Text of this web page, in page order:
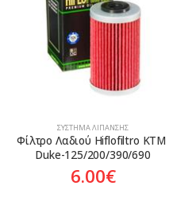
ΣΎΣΤΗΜΑ ΛΊΠΑΝΣΗΣ
Φίλτρο Λαδιού Hiflofiltro KTM
Duke-125/200/390/690
6.00€